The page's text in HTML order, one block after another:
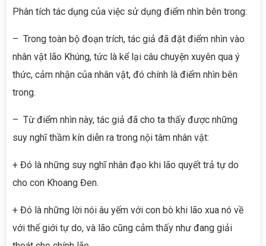
Phân tích tác dụng của việc sử dụng điểm nhìn bên trong:
– Trong toàn bộ đoạn trích, tác giả đã đặt điểm nhìn vào
nhân vật lão Khúng, tức là kể lại câu chuyện xuyên qua ý
thức, cảm nhận của nhân vật, đó chính là điểm nhìn bên
trong.
– Từ điểm nhìn này, tác giả đã cho ta thấy được những
suy nghĩ thầm kín diễn ra trong nội tâm nhân vật:
+ Đó là những suy nghĩ nhân đạo khi lão quyết trả tự do
cho con Khoang Đen.
+ Đó là những lời nói âu yếm với con bò khi lão xua nó về
với thế giới tự do, và lão cũng cảm thấy như đang giải